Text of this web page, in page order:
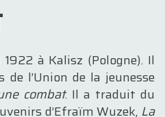
à Kalisz (Pologne). Il
l’Union de la jeunesse
combat. Il a traduit du
d’Efraïm Wuzek, La